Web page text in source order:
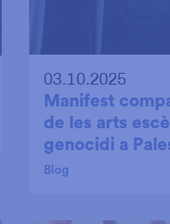
03.10.2025
Manifest
de les arts
genocidi a
Blog